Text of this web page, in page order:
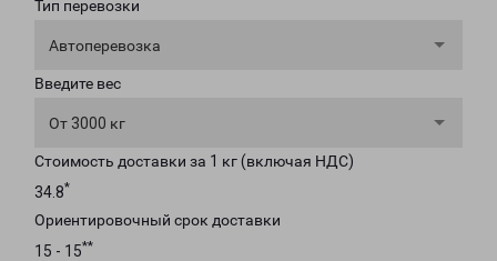
Тип перевозки
Автоперевозка
Введите вес
От 3000 кг
Стоимость доставки за 1 кг (включая НДС)
34.8*
Ориентировочный срок доставки
15 - 15**